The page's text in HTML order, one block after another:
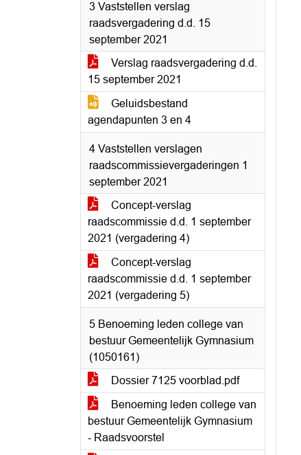
3 Vaststellen verslag
raadsvergadering d.d. 15
september 2021
Verslag raadsvergadering d.d.
15 september 2021
Geluidsbestand
agendapunten 3 en 4
4 Vaststellen verslagen
raadscommissievergaderingen 1
september 2021
Concept-verslag
raadscommissie d.d. 1 september
2021 (vergadering 4)
Concept-verslag
raadscommissie d.d. 1 september
2021 (vergadering 5)
5 Benoeming leden college van
bestuur Gemeentelijk Gymnasium
(1050161)
Dossier 7125 voorblad.pdf
Benoeming leden college van
bestuur Gemeentelijk Gymnasium
- Raadsvoorstel